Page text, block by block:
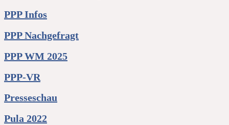
PPP Infos
PPP Nachgefragt
PPP WM 2025
PPP-VR
Presseschau
Pula 2022